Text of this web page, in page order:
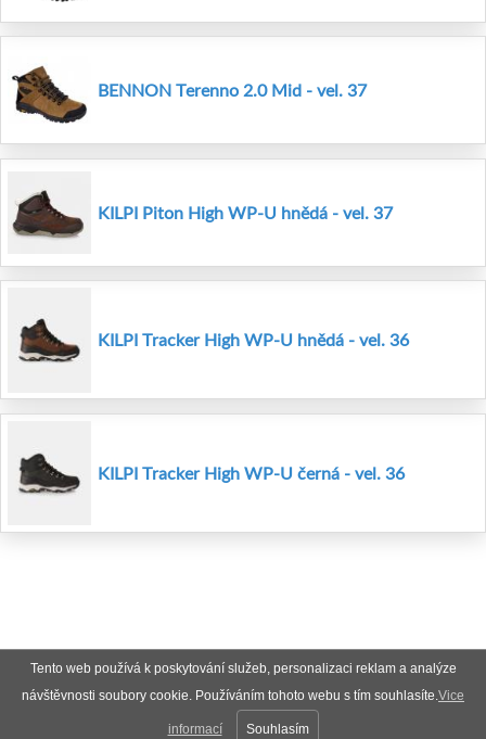
Tento web používá k poskytování služeb, personalizaci reklam a analýze
návštěvnosti soubory cookie. Používáním tohoto webu s tím souhlasíte.Vice
informací Souhlasím
BENNON Terenno 2.0 Mid - vel. 37
KILPI Piton High WP-U hnědá - vel. 37
KILPI Tracker High WP-U hnědá - vel. 36
KILPI Tracker High WP-U černá - vel. 36